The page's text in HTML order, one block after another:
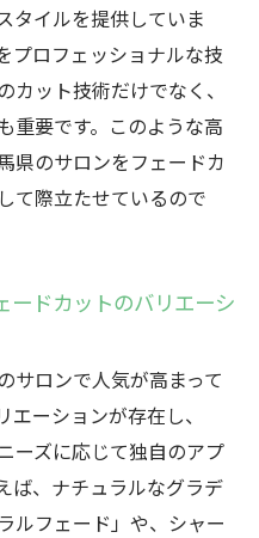
タイルを提供していま
プロフェッショナルな技
ット技術だけでなく、
重要です。このような高
県のサロンをフェードカ
て際立たせているので
ードカットのバリエーシ
サロンで人気が高まって
ーションが存在し、
ーズに応じて独自のアプ
ば、ナチュラルなグラデ
ルフェード」や、シャー